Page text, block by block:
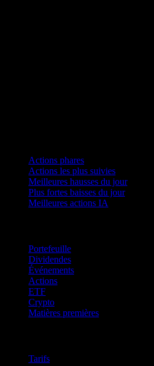
Actions phares
Actions les plus suivies
Meilleures hausses du jour
Plus fortes baisses du jour
Meilleures actions IA
Portefeuille
Dividendes
Événements
Actions
ETF
Crypto
Matières premières
Tarifs